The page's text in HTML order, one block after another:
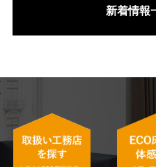
新着情報